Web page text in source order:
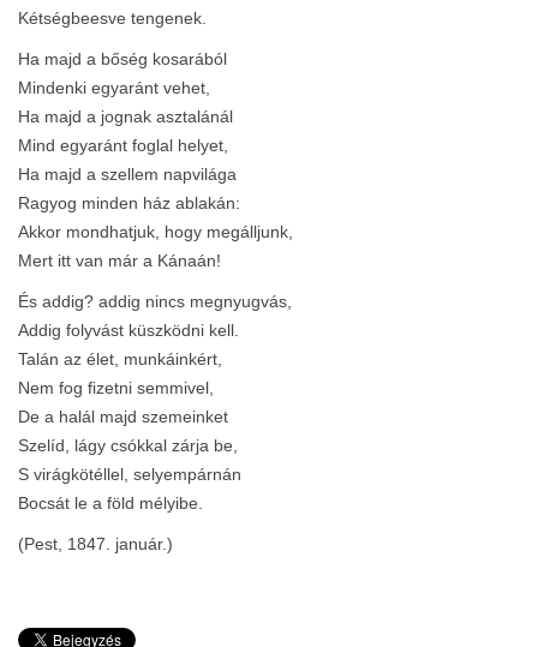
Kétségbeesve tengenek.
Ha majd a bőség kosarából
Mindenki egyaránt vehet,
Ha majd a jognak asztalánál
Mind egyaránt foglal helyet,
Ha majd a szellem napvilága
Ragyog minden ház ablakán:
Akkor mondhatjuk, hogy megálljunk,
Mert itt van már a Kánaán!
És addig? addig nincs megnyugvás,
Addig folyvást küszködni kell. 
Talán az élet, munkáinkért,
Nem fog fizetni semmivel,
De a halál majd szemeinket
Szelíd, lágy csókkal zárja be,
S virágkötéllel, selyempárnán
Bocsát le a föld mélyibe.
(Pest, 1847. január.)